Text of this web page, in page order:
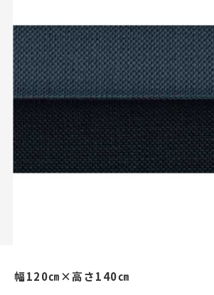
お役立ち情報
FAQ
お問い合わせ
お気に入りリスト
法人のお客様へ
幅120㎝×高さ140㎝